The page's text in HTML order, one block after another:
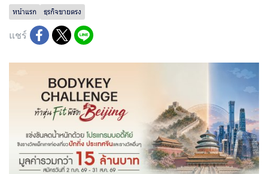
หน้าแรก ธุรกิจขายตรง
แชร์